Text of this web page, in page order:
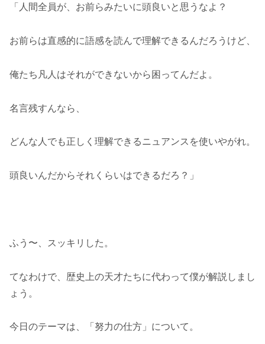
「人間全員が、お前らみたいに頭良いと思うなよ？
お前らは直感的に語感を読んで理解できるんだろうけど、
俺たち凡人はそれができないから困ってんだよ。
名言残すんなら、
どんな人でも正しく理解できるニュアンスを使いやがれ。
頭良いんだからそれくらいはできるだろ？」
ふう〜、スッキリした。
てなわけで、歴史上の天才たちに代わって僕が解説しまし
ょう。
今日のテーマは、「努力の仕方」について。